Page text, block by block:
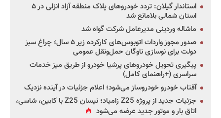
استاندار گیلان: تردد خودروهای پلاک منطقه آزاد انزلی در ۵
استان شمالی بلامانع شد
ماشاله وردینی مدیرعامل شرکت گواه شد
صدور مجوز واردات اتوبوس‌های کارکرده زیر ۵ سال؛ چراغ سبز
دولت برای نوسازی ناوگان حمل‌ونقل عمومی
پیگیری تحویل خودروهای پرشیا خودرو از طریق میز خدمات
سراسری (+راهنمای کامل)
آفتاب خودرو خودروساز می‌شود؛ اعلام جزئیات در آینده نزدیک
جزئیات جدید از پروژه Z25 زامیاد؛ نیسان Z25 با کابین، شاسی،
اتاق بار و موتور جدید عرضه می‌شود